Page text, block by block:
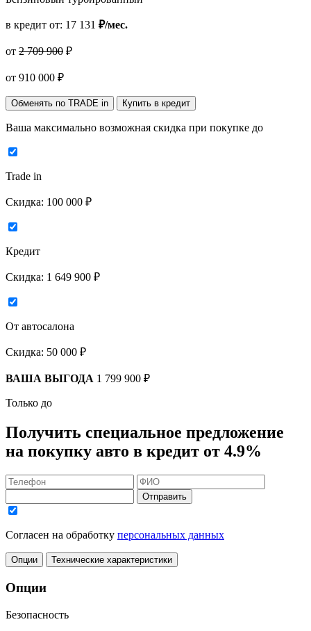
в кредит от: 17 131 ₽/мес.
от 2 709 900 ₽
от 910 000 ₽
Обменять по TRADE in Купить в кредит
Ваша максимально возможная скидка при покупке до
Trade in
Скидка: 100 000 ₽
Кредит
Скидка: 1 649 900 ₽
От автосалона
Скидка: 50 000 ₽
ВАША ВЫГОДА 1 799 900 ₽
Только до
Получить специальное предложение
на покупку авто в кредит от 4.9%
Отправить
Согласен на обработку персональных данных
Опции Технические характеристики
Опции
Безопасность